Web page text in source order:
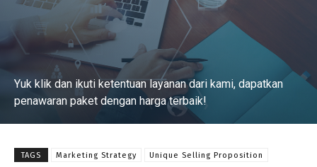
Yuk klik dan ikuti ketentuan layanan dari kami, dapatkan
penawaran paket dengan harga terbaik!
Baca Selengkapnya
TAGS Marketing Strategy Unique Selling Proposition